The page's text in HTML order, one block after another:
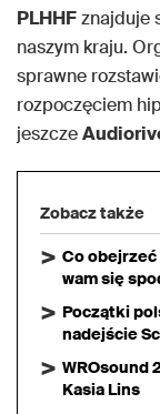
PLHHFznajduje
naszym kraju.
sprawne
rozpoczęciem
jeszcze
Zobacz także
Co obejrzeć
wam się
Początki
nadejście
WROsound
Kasia Lins